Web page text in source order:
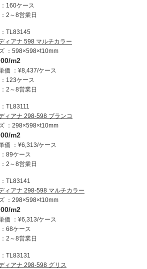
160ケース
2～8営業日
TL83145
ィアナ 598 マルチカラー
598×598×t10mm
m2
価
¥8,437/ケース
123ケース
2～8営業日
TL83111
ィアナ 298-598 ブランコ
298×598×t10mm
m2
価
¥6,313/ケース
89ケース
2～8営業日
TL83141
ィアナ 298-598 マルチカラー
298×598×t10mm
m2
価
¥6,313/ケース
68ケース
2～8営業日
TL83131
ィアナ 298-598 グリス